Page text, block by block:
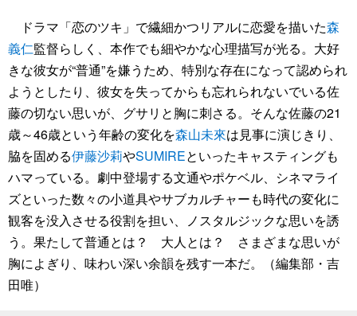
ドラマ「恋のツキ」で繊細かつリアルに恋愛を描いた森
義仁監督らしく、本作でも細やかな心理描写が光る。大好
きな彼女が“普通”を嫌うため、特別な存在になって認められ
ようとしたり、彼女を失ってからも忘れられないでいる佐
藤の切ない思いが、グサリと胸に刺さる。そんな佐藤の21
歳～46歳という年齢の変化を森山未來は見事に演じきり、
脇を固める伊藤沙莉やSUMIREといったキャスティングも
ハマっている。劇中登場する文通やポケベル、シネマライ
ズといった数々の小道具やサブカルチャーも時代の変化に
観客を没入させる役割を担い、ノスタルジックな思いを誘
う。果たして普通とは？ 大人とは？ さまざまな思いが
胸によぎり、味わい深い余韻を残す一本だ。（編集部・吉
田唯）